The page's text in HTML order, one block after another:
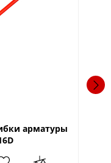
арматуры